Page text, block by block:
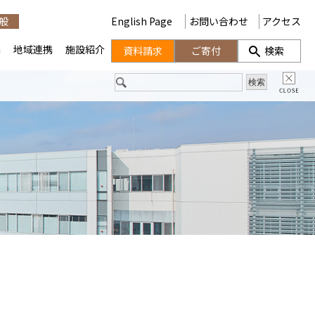
地域連携 施設紹介
English Page お問い合わせ アクセス
資料請求 ご寄付 検索